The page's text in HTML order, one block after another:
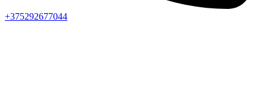
+375292677044